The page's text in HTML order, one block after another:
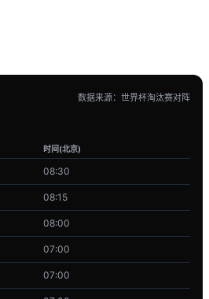
数据来源：世界杯淘汰赛对阵
时间(北京)
08:30
08:15
08:00
07:00
07:00